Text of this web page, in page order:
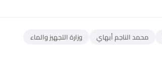
محمد الناجم أبهاي
وزارة التجهيز والماء